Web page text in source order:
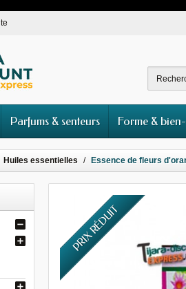
Parfums & senteurs Forme &
Huiles essentielles Essence de fleurs
PRIX RÉDUIT